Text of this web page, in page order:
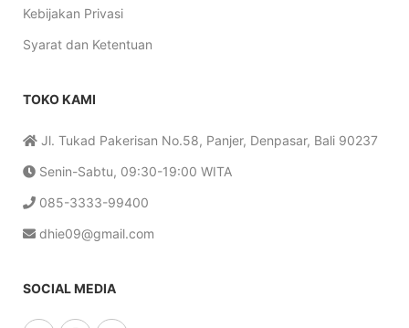
Kebijakan Privasi
Syarat dan Ketentuan
TOKO KAMI
Jl. Tukad Pakerisan No.58, Panjer, Denpasar, Bali 90237
Senin-Sabtu, 09:30-19:00 WITA
085-3333-99400
dhie09@gmail.com
SOCIAL MEDIA